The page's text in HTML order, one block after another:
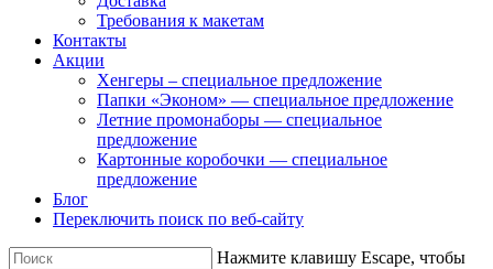
Требования к макетам
Контакты
Акции
Хенгеры – специальное предложение
Папки «Эконом» — специальное предложение
Летние промонаборы — специальное
предложение
Картонные коробочки — специальное
предложение
Блог
Переключить поиск по веб-сайту
Нажмите клавишу Escape, чтобы